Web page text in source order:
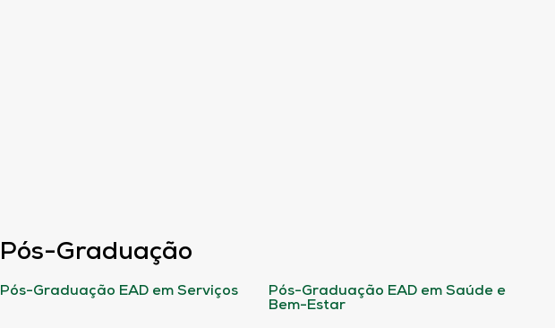
Pós-Graduação
Pós-Graduação EAD em Serviços
Pós-Graduação EAD em Saúde e
Bem-Estar